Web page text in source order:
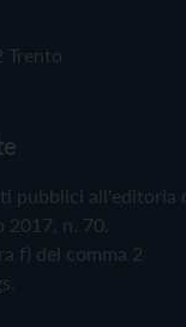
Trento
pubblici all'editoria
2017, n. 70.
f) del comma 2